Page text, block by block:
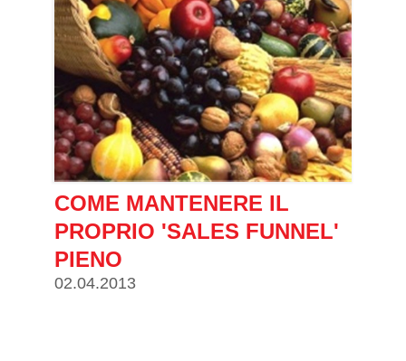
COME MANTENERE IL
PROPRIO 'SALES FUNNEL'
PIENO
02.04.2013